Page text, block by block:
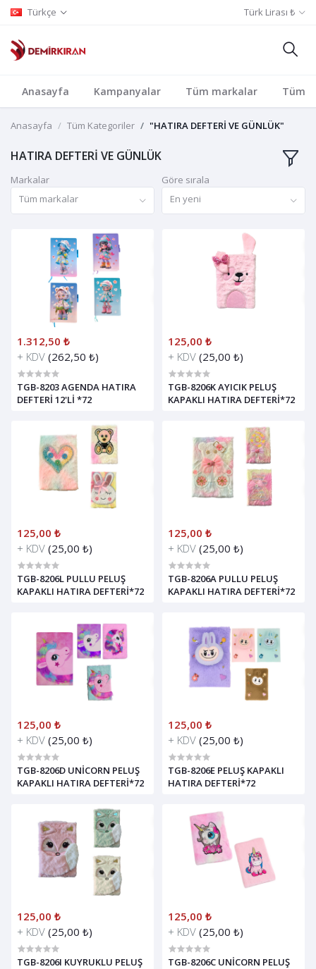
Türkçe Türk Lirası ₺
Anasayfa Kampanyalar Tüm markalar Tüm
Anasayfa Tüm Kategoriler "HATIRA DEFTERİ VE GÜNLÜK"
HATIRA DEFTERİ VE GÜNLÜK
Markalar
Tüm markalar
Göre sırala
En yeni
1.312,50 ₺
+ KDV (262,50 ₺)
TGB-8203 AGENDA HATIRA
DEFTERİ 12'Lİ *72
125,00 ₺
+ KDV (25,00 ₺)
TGB-8206K AYICIK PELUŞ
KAPAKLI HATIRA DEFTERİ*72
125,00 ₺
+ KDV (25,00 ₺)
TGB-8206L PULLU PELUŞ
KAPAKLI HATIRA DEFTERİ*72
125,00 ₺
+ KDV (25,00 ₺)
TGB-8206A PULLU PELUŞ
KAPAKLI HATIRA DEFTERİ*72
125,00 ₺
+ KDV (25,00 ₺)
TGB-8206D UNİCORN PELUŞ
KAPAKLI HATIRA DEFTERİ*72
125,00 ₺
+ KDV (25,00 ₺)
TGB-8206E PELUŞ KAPAKLI
HATIRA DEFTERİ*72
125,00 ₺
+ KDV (25,00 ₺)
TGB-8206I KUYRUKLU PELUŞ
125,00 ₺
+ KDV (25,00 ₺)
TGB-8206C UNİCORN PELUŞ